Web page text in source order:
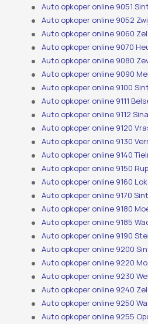
Auto opkoper online 9051
Auto opkoper online 9052
Auto opkoper online 9060
Auto opkoper online 9070
Auto opkoper online 9080
Auto opkoper online 9090
Auto opkoper online 9100
Auto opkoper online 9111
Auto opkoper online 9112
Auto opkoper online 9120
Auto opkoper online 9130
Auto opkoper online 9140
Auto opkoper online 9150
Auto opkoper online 9160
Auto opkoper online 9170
Auto opkoper online 9180
Auto opkoper online 9185
Auto opkoper online 9190
Auto opkoper online 9200
Auto opkoper online 9220
Auto opkoper online 9230
Auto opkoper online 9240
Auto opkoper online 9250
Auto opkoper online 9255